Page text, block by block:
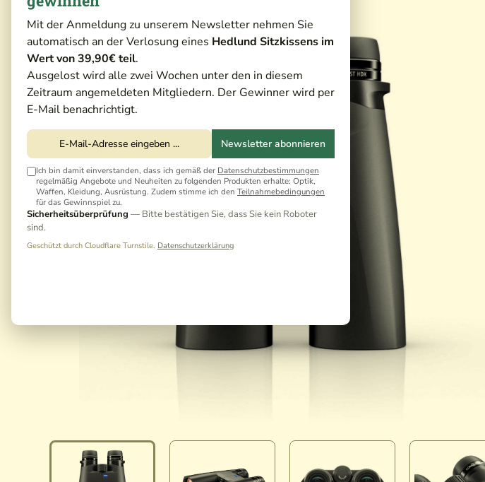
Mit der Anmeldung zu unserem Newsletter nehmen Sie
automatisch an der Verlosung eines Hedlund Sitzkissens im
Wert von 39,90€ teil.
Ausgelost wird alle zwei Wochen unter den in diesem
Zeitraum angemeldeten Mitgliedern. Der Gewinner wird per
E-Mail benachrichtigt.
Newsletter abonnieren
Ich bin damit einverstanden, dass ich gemäß der Datenschutzbestimmungen
regelmäßig Angebote und Neuheiten zu folgenden Produkten erhalte: Optik,
Waffen, Kleidung, Ausrüstung. Zudem stimme ich den Teilnahmebedingungen
für das Gewinnspiel zu.
Sicherheitsüberprüfung — Bitte bestätigen Sie, dass Sie kein Roboter
sind.
Geschützt durch Cloudflare Turnstile. Datenschutzerklärung